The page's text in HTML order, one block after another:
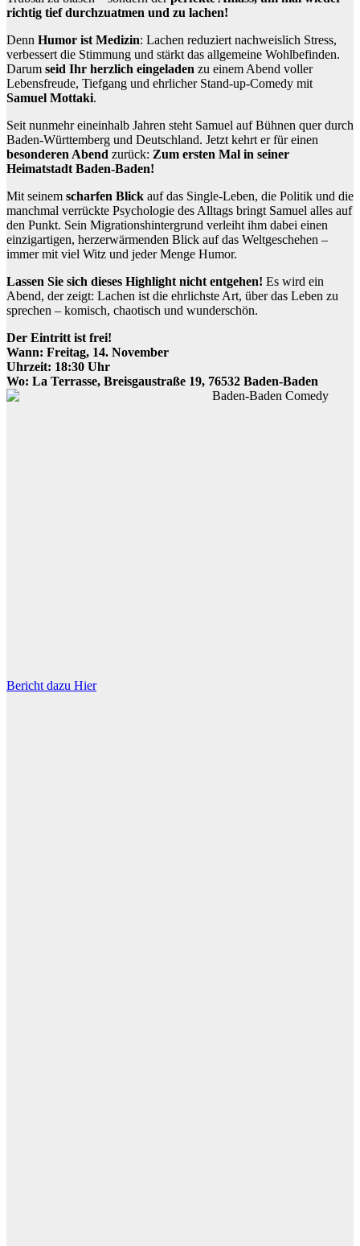
richtig tief durchzuatmen und zu lachen!
Denn Humor ist Medizin: Lachen reduziert nachweislich Stress,
verbessert die Stimmung und stärkt das allgemeine Wohlbefinden.
Darum seid Ihr herzlich eingeladen zu einem Abend voller
Lebensfreude, Tiefgang und ehrlicher Stand-up-Comedy mit
Samuel Mottaki.
Seit nunmehr eineinhalb Jahren steht Samuel auf Bühnen quer durch
Baden-Württemberg und Deutschland. Jetzt kehrt er für einen
besonderen Abend zurück: Zum ersten Mal in seiner
Heimatstadt Baden-Baden!
Mit seinem scharfen Blick auf das Single-Leben, die Politik und die
manchmal verrückte Psychologie des Alltags bringt Samuel alles auf
den Punkt. Sein Migrationshintergrund verleiht ihm dabei einen
einzigartigen, herzerwärmenden Blick auf das Weltgeschehen –
immer mit viel Witz und jeder Menge Humor.
Lassen Sie sich dieses Highlight nicht entgehen! Es wird ein
Abend, der zeigt: Lachen ist die ehrlichste Art, über das Leben zu
sprechen – komisch, chaotisch und wunderschön.
Der Eintritt ist frei!
Wann: Freitag, 14. November
Uhrzeit: 18:30 Uhr
Wo: La Terrasse, Breisgaustraße 19, 76532 Baden-Baden
Bericht dazu Hier